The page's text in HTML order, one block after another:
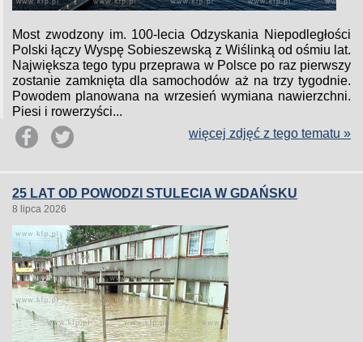
Most zwodzony im. 100-lecia Odzyskania Niepodległości
Polski łączy Wyspę Sobieszewską z Wiślinką od ośmiu lat.
Największa tego typu przeprawa w Polsce po raz pierwszy
zostanie zamknięta dla samochodów aż na trzy tygodnie.
Powodem planowana na wrzesień wymiana nawierzchni.
Piesi i rowerzyści...
więcej zdjęć z tego tematu »
25 LAT OD POWODZI STULECIA W GDAŃSKU
8 lipca 2026